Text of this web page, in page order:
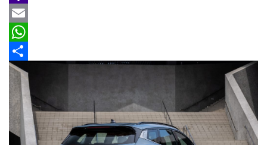
車
情
報
車
輛
空
間
實
b
o
o
k
e
r
e
a
d
m
a
l
Y
a
h
o
M
a
E
m
a
l
W
h
t
s
分
享